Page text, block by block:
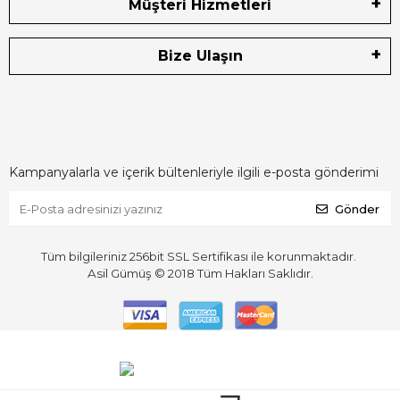
Müşteri Hizmetleri
Bize Ulaşın
Kampanyalarla ve içerik bültenleriyle ilgili e-posta gönderimi
Gönder
Tüm bilgileriniz 256bit SSL Sertifikası ile korunmaktadır.
Asil Gümüş © 2018Tüm Hakları Saklıdır.